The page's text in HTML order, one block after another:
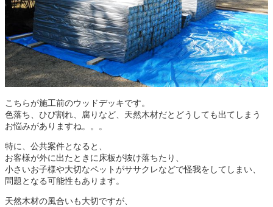
こちらが施工前のウッドデッキです。
色落ち、ひび割れ、腐りなど、天然木材だとどうしても出てしまう
お悩みがありますね。。。
特に、公共案件となると、
お客様が外に出たときに床板が抜け落ちたり、
小さいお子様や大切なペットがササクレなどで怪我をしてしまい、
問題となる可能性もあります。
天然木材の風合いも大切ですが、